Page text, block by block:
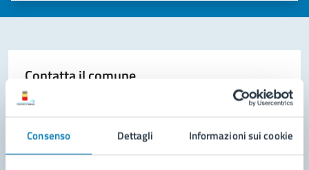
Consenso Dettagli Informazioni sui cookie
Contatta il comune
Richiedi assistenza